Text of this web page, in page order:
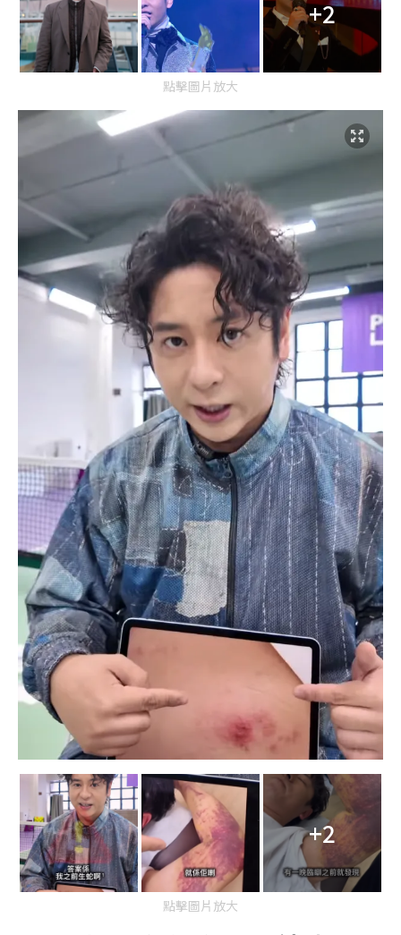
+2
點擊圖片放大
+2
點擊圖片放大